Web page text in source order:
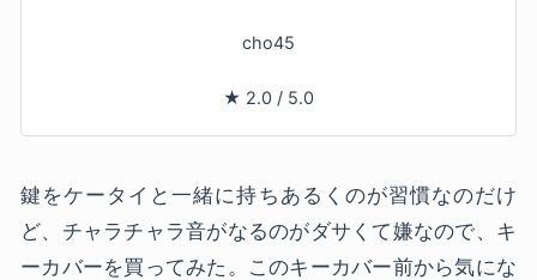
cho45
★ 2.0 / 5.0
鍵をケータイと一緒に持ちあるくのが習慣なのだけ
ど、チャラチャラ音がなるのがダサくて嫌なので、キ
ーカバーを買ってみた。このキーカバー前から気にな